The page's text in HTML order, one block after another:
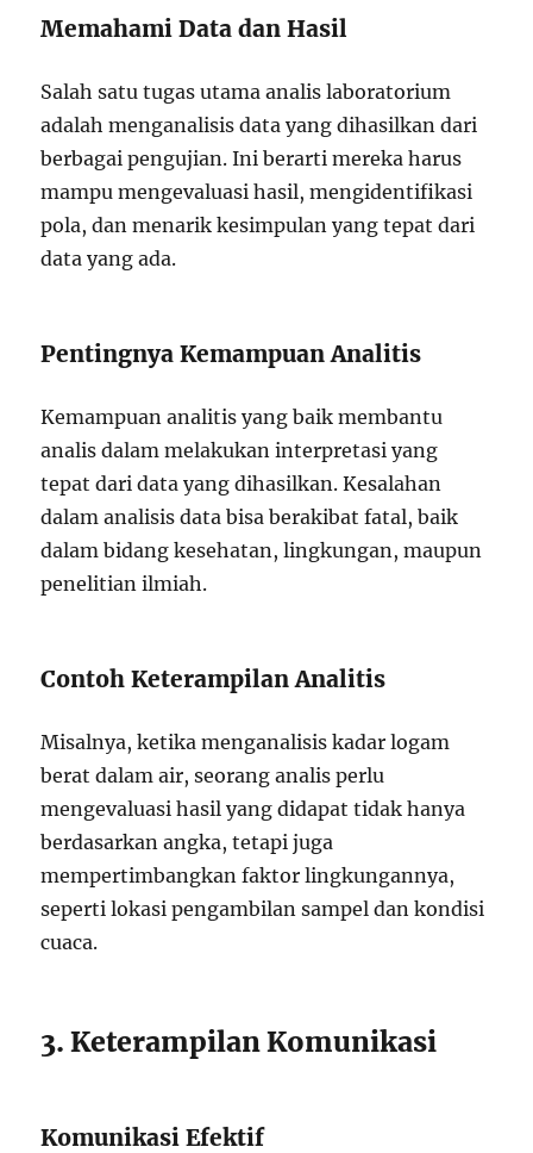
Memahami Data dan Hasil
Salah satu tugas utama analis laboratorium
adalah menganalisis data yang dihasilkan dari
berbagai pengujian. Ini berarti mereka harus
mampu mengevaluasi hasil, mengidentifikasi
pola, dan menarik kesimpulan yang tepat dari
data yang ada.
Pentingnya Kemampuan Analitis
Kemampuan analitis yang baik membantu
analis dalam melakukan interpretasi yang
tepat dari data yang dihasilkan. Kesalahan
dalam analisis data bisa berakibat fatal, baik
dalam bidang kesehatan, lingkungan, maupun
penelitian ilmiah.
Contoh Keterampilan Analitis
Misalnya, ketika menganalisis kadar logam
berat dalam air, seorang analis perlu
mengevaluasi hasil yang didapat tidak hanya
berdasarkan angka, tetapi juga
mempertimbangkan faktor lingkungannya,
seperti lokasi pengambilan sampel dan kondisi
cuaca.
3. Keterampilan Komunikasi
Komunikasi Efektif